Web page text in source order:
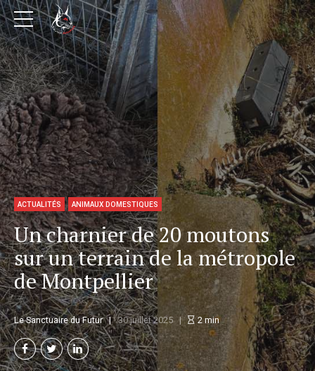
ACTUALITÉS ANIMAUX DOMESTIQUES
Un charnier de 20 moutons
sur un terrain de la métropole
de Montpellier
Le Sanctuaire du Futur 30 juillet 2025 2min